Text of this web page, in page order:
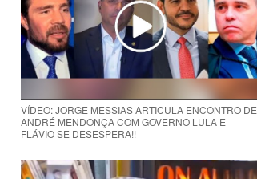
VÍDEO: JORGE MESSIAS ARTICULA ENCONTRO DE
ANDRÉ MENDONÇA COM GOVERNO LULA E
FLÁVIO SE DESESPERA!!